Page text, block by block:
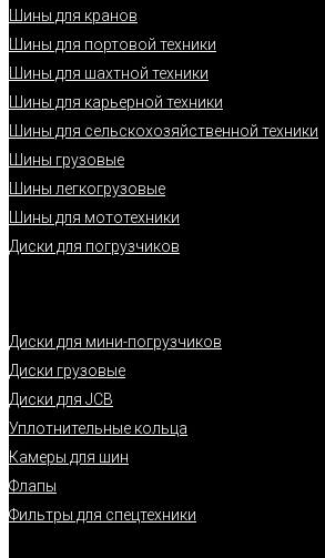
Шины для кранов
Шины для портовой техники
Шины для шахтной техники
Шины для карьерной техники
Шины для сельскохозяйственной техники
Шины грузовые
Шины легкогрузовые
Шины для мототехники
Диски для погрузчиков
Диски для мини-погрузчиков
Диски грузовые
Диски для JCB
Уплотнительные кольца
Камеры для шин
Флапы
Фильтры для спецтехники